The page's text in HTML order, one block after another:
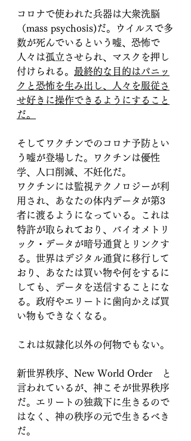
コロナで使われた兵器は大衆洗脳
（mass psychosis)だ。ウイルスで多
数が死んでいるという嘘、恐怖で
人々は孤立させられ、マスクを押し
付けられる。 最終的な目的はパニッ
クと恐怖を生み出し、人々を服従さ
せ好きに操作できるようにすること
だ。
そしてワクチンでのコロナ予防とい
う嘘が登場した。ワクチンは優性
学、人口削減、不妊化だ。
ワクチンには監視テクノロジーが利
用され、あなたの体内データが第3
者に渡るようになっている。これは
特許が取られており、バイオメトリ
ック・データが暗号通貨とリンクす
る。世界はデジタル通貨に移行して
おり、あなたは買い物や何をするに
しても、データを送信することにな
る。政府やエリートに歯向かえば買
い物もできなくなる。
これは奴隷化以外の何物でもない。
新世界秩序、New World Order　と
言われているが、神こそが世界秩序
だ。エリートの独裁下に生きるので
はなく、神の秩序の元で生きるべき
だ。